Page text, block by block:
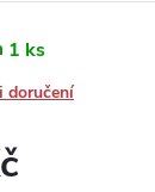
1 ks
doručení